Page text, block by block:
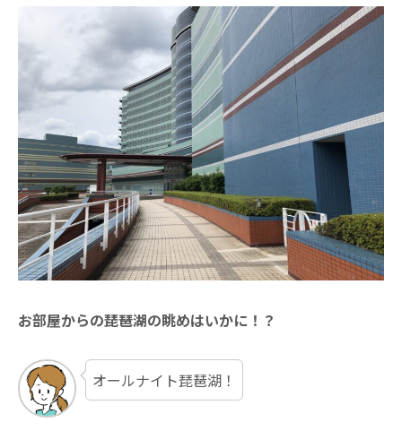
お部屋からの琵琶湖の眺めはいかに！？
オールナイト琵琶湖！